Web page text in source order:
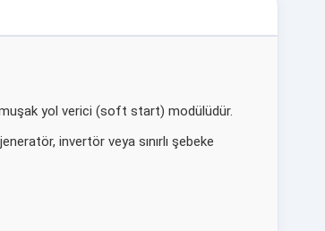
yol verici (soft start) modülüdür.
invertör veya sınırlı şebeke